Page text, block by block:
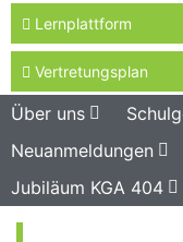
Lernplattform
Vertretungsplan
Über uns
Neuanmeldungen
Jubiläum KGA 404